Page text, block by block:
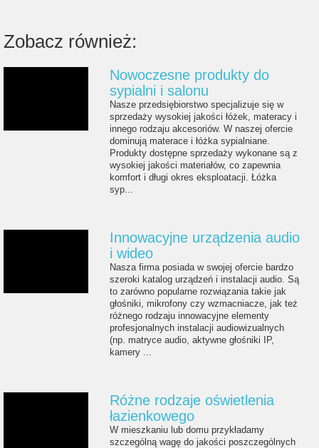
Zobacz również:
Nowoczesne produkty do
sypialni i salonu
Nasze przedsiębiorstwo specjalizuje się w
sprzedaży wysokiej jakości łóżek, materacy i
innego rodzaju akcesoriów. W naszej ofercie
dominują materace i łóżka sypialniane.
Produkty dostępne sprzedaży wykonane są z
wysokiej jakości materiałów, co zapewnia
komfort i długi okres eksploatacji. Łóżka
syp...
Innowacyjne urządzenia audio
i wideo
Nasza firma posiada w swojej ofercie bardzo
szeroki katalog urządzeń i instalacji audio. Są
to zarówno popularne rozwiązania takie jak
głośniki, mikrofony czy wzmacniacze, jak też
różnego rodzaju innowacyjne elementy
profesjonalnych instalacji audiowizualnych
(np. matryce audio, aktywne głośniki IP,
kamery ...
Różne rodzaje oświetlenia
łazienkowego
W mieszkaniu lub domu przykładamy
szczególną wagę do jakości poszczególnych